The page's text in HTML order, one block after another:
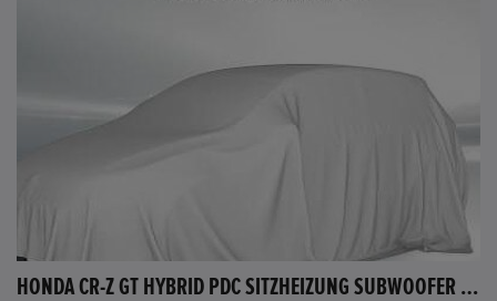
HONDA CR-Z GT HYBRID PDC SITZHEIZUNG SUBWOOFER BLUETOOTH